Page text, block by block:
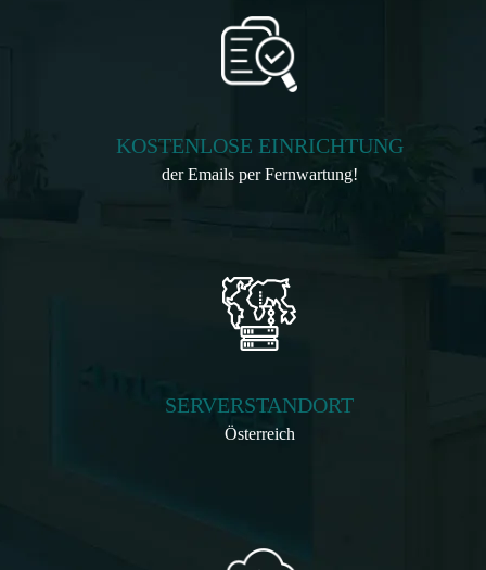
KOSTENLOSE EINRICHTUNG
der Emails per Fernwartung!
SERVERSTANDORT
Österreich